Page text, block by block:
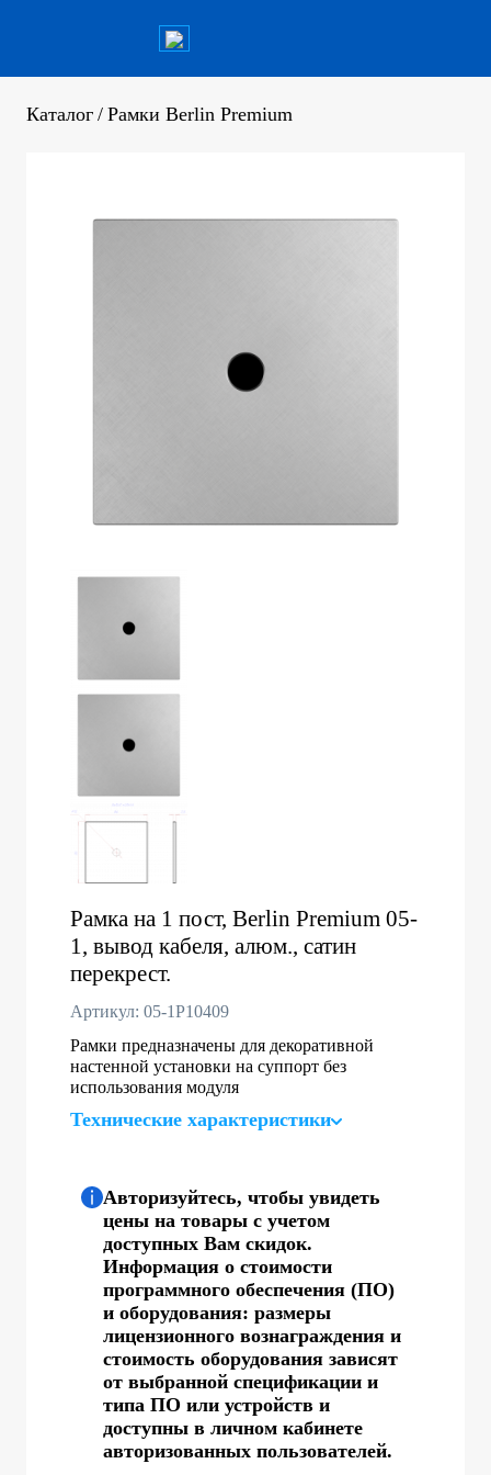
Каталог / Рамки Berlin Premium
Рамка на 1 пост, Berlin Premium 05-
1, вывод кабеля, алюм., сатин
перекрест.
Артикул: 05-1P10409
Рамки предназначены для декоративной
настенной установки на суппорт без
использования модуля
Технические характеристики
Авторизуйтесь, чтобы увидеть
цены на товары с учетом
доступных Вам скидок.
Информация о стоимости
программного обеспечения (ПО)
и оборудования: размеры
лицензионного вознаграждения и
стоимость оборудования зависят
от выбранной спецификации и
типа ПО или устройств и
доступны в личном кабинете
авторизованных пользователей.